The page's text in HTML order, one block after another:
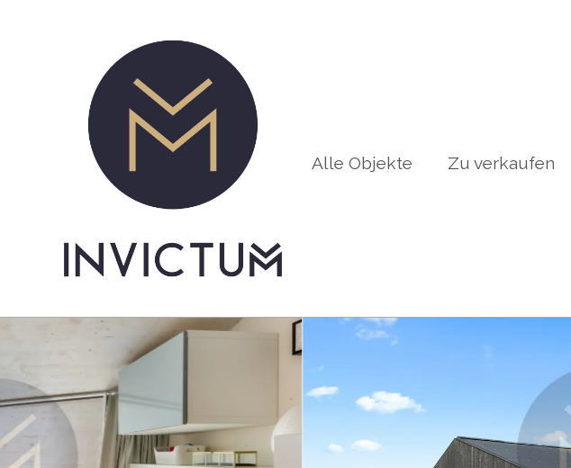
Alle Objekte Zu verkaufen